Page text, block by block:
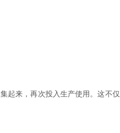
来，再次投入生产使用。这不